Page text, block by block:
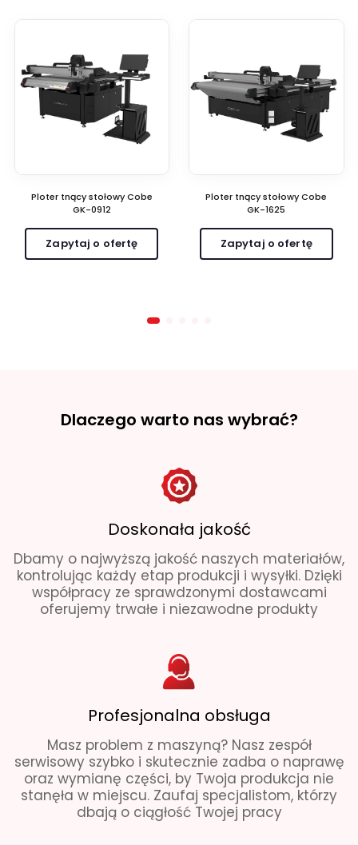
Ploter tnący stołowy Cobe
GK-0912
Zapytaj o ofertę
Ploter tnący stołowy Cobe
GK-1625
Zapytaj o ofertę
Dlaczego warto nas wybrać?
Doskonała jakość
Dbamy o najwyższą jakość naszych materiałów,
kontrolując każdy etap produkcji i wysyłki. Dzięki
współpracy ze sprawdzonymi dostawcami
oferujemy trwałe i niezawodne produkty
Profesjonalna obsługa
Masz problem z maszyną? Nasz zespół
serwisowy szybko i skutecznie zadba o naprawę
oraz wymianę części, by Twoja produkcja nie
stanęła w miejscu. Zaufaj specjalistom, którzy
dbają o ciągłość Twojej pracy